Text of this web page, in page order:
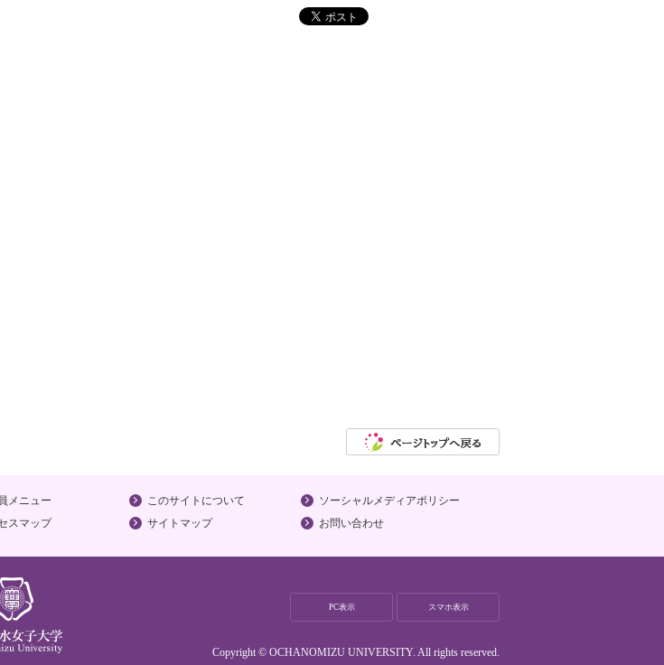
メニュー このサイトについて ソーシャルメディアポリシー
スマップ サイトマップ お問い合わせ
PC表示 スマホ表示
Copyright © OCHANOMIZU UNIVERSITY. All rights reserved.